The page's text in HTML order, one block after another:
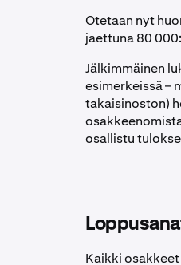
Otetaan nyt
jaettuna 80
Jälkimmäinen
esimerkeissä –
takaisinoston)
osallistu
Kaikki